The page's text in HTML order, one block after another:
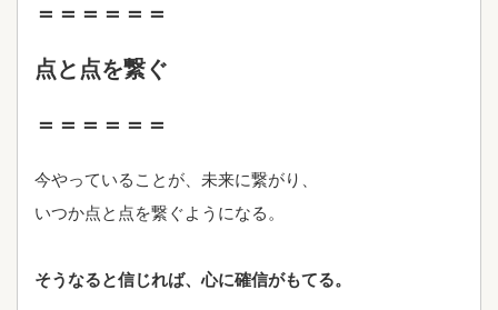
＝＝＝＝＝＝
点と点を繋ぐ
＝＝＝＝＝＝
今やっていることが、未来に繋がり、
いつか点と点を繋ぐようになる。
そうなると信じれば、心に確信がもてる。